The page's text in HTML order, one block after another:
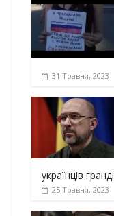
31 Травня, 2023
українців
25 Травня, 2023